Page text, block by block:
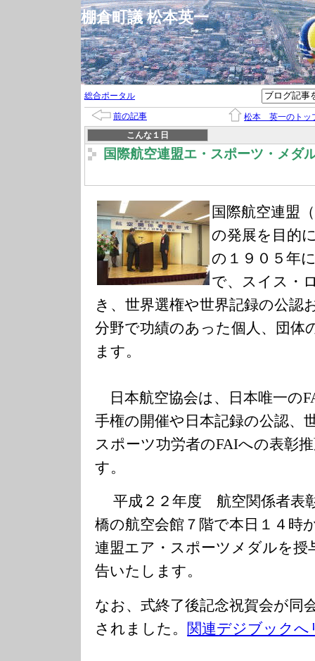
棚倉町議 松本英一
総合ポータル
前の記事
松本 英一のトッ
こんな１日
国際航空連盟エ・スポーツ・メダ
国際航空連盟
の発展を目的
の１９０５年
で、スイス・
き、世界選権や世界記録の公認
分野で功績のあった個人、団体
ます。
日本航空協会は、日本唯一の
手権の開催や日本記録の公認、
スポーツ功労者のFAIへの表彰
す。
平成２２年度 航空関係者表
橋の航空会館７階で本日１４時
連盟エア・スポーツメダルを
告いたします。
なお、式終了後記念祝賀会が同
されました。 関連デジブック